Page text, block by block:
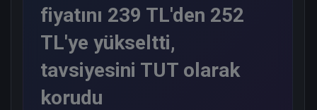
fiyatını 239 TL'den 252
TL'ye yükseltti,
tavsiyesini TUT olarak
korudu